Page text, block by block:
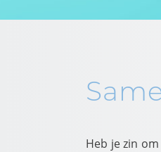
Heb je zin